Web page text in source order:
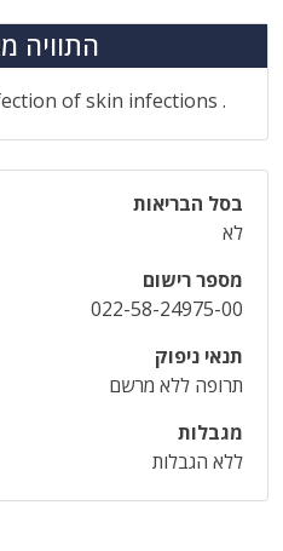
התוויה
of skin infections .
בסל הבריאות
לא
מספר רישום
022-58-24975-00
תנאי ניפוק
תרופה ללא מרשם
מגבלות
ללא הגבלות